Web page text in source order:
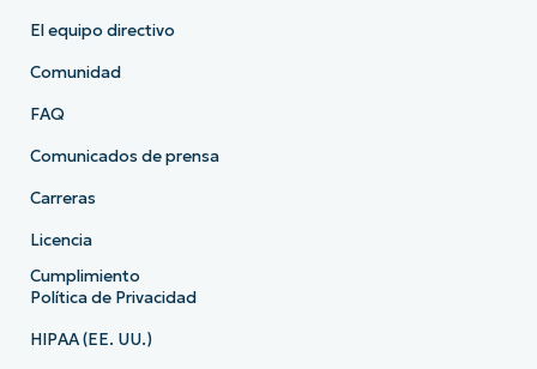
El equipo directivo
Comunidad
FAQ
Comunicados de prensa
Carreras
Licencia
Cumplimiento
Política de Privacidad
HIPAA (EE. UU.)